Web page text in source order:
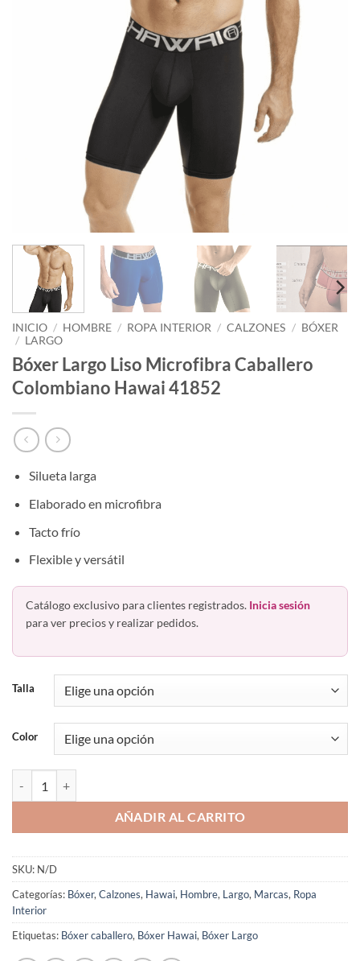
INICIO / HOMBRE / ROPA INTERIOR / CALZONES / BÓXER
/ LARGO
Bóxer Largo Liso Microfibra Caballero
Colombiano Hawai 41852
Silueta larga
Elaborado en microfibra
Tacto frío
Flexible y versátil
Catálogo exclusivo para clientes registrados. Inicia sesión
para ver precios y realizar pedidos.
Talla
Color
AÑADIR AL CARRITO
SKU: N/D
Categorías: Bóxer, Calzones, Hawai, Hombre, Largo, Marcas, Ropa
Interior
Etiquetas: Bóxer caballero, Bóxer Hawai, Bóxer Largo